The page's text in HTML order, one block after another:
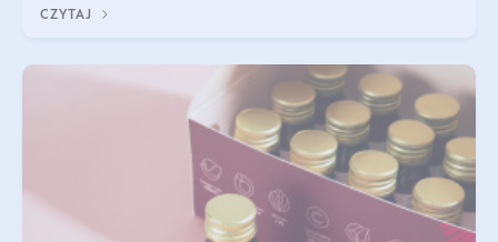
CZYTAJ